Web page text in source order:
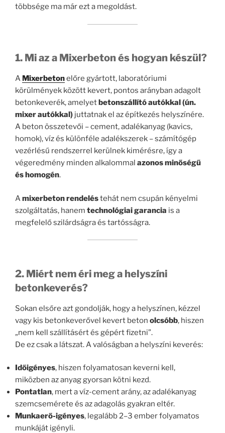
többsége ma már ezt a megoldást.
1. Mi az a Mixerbeton és hogyan készül?
A Mixerbetonelőre gyártott, laboratóriumi
körülmények között kevert, pontos arányban adagolt
betonkeverék, amelyet betonszállító autókkal (ún.
mixer autókkal) juttatnak el az építkezés helyszínére.
A beton összetevői – cement, adalékanyag (kavics,
homok), víz és különféle adalékszerek – számítógép
vezérlésű rendszerrel kerülnek kimérésre, így a
végeredmény minden alkalommal azonos minőségű
és homogén.
Amixerbeton rendeléstehát nem csupán kényelmi
szolgáltatás, hanem technológiai garancia is a
megfelelő szilárdságra és tartósságra.
2. Miért nem éri meg a helyszíni
betonkeverés?
Sokan elsőre azt gondolják, hogy a helyszínen, kézzel
vagy kis betonkeverővel kevert beton olcsóbb, hiszen
„nem kell szállításért és gépért fizetni”.
De ez csak a látszat. A valóságban a helyszíni keverés:
Időigényes, hiszen folyamatosan keverni kell,
miközben az anyag gyorsan kötni kezd.
Pontatlan, mert a víz-cement arány, az adalékanyag
szemcsemérete és az adagolás gyakran eltér.
Munkaerő-igényes, legalább 2–3 ember folyamatos
munkáját igényli.